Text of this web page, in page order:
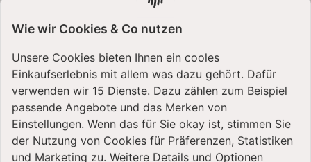
Wie wir Cookies & Co nutzen
Unsere Cookies bieten Ihnen ein cooles
Einkaufserlebnis mit allem was dazu gehört. Dafür
verwenden wir 15 Dienste. Dazu zählen zum Beispiel
passende Angebote und das Merken von
Einstellungen. Wenn das für Sie okay ist, stimmen Sie
der Nutzung von Cookies für Präferenzen, Statistiken
und Marketing zu. Weitere Details und Optionen